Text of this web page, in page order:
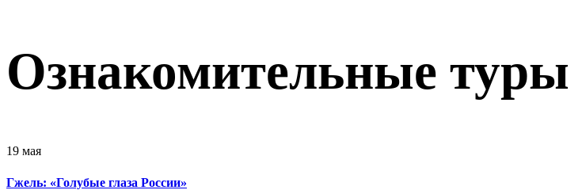
Ознакомительные
19 мая
Гжель: «Голубые глаза России»